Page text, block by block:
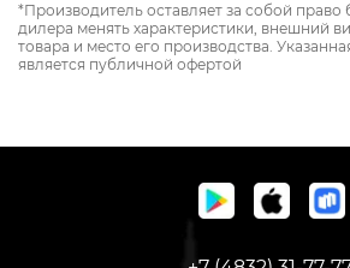
*Производитель оставляет за собой право
дилера менять характеристики, внешний
товара и место его производства.
является публичной офертой